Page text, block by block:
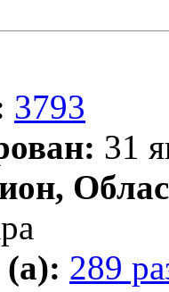
3793
31
289